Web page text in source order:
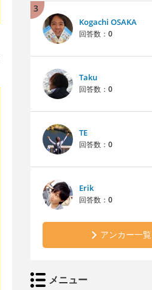
3
Kogachi OSAKA
回答数： 0
Taku
回答数： 0
TE
回答数： 0
Erik
回答数： 0
アンカー一覧
メニュー